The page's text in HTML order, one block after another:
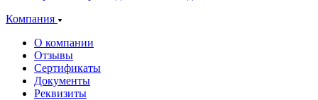
Компания
О компании
Отзывы
Сертификаты
Документы
Реквизиты